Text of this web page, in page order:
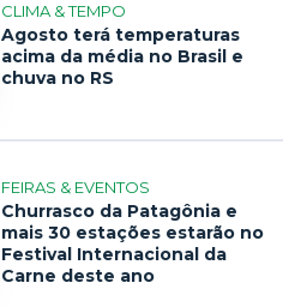
CLIMA & TEMPO
Agosto terá temperaturas
acima da média no Brasil e
chuva no RS
FEIRAS & EVENTOS
Churrasco da Patagônia e
mais 30 estações estarão no
Festival Internacional da
Carne deste ano